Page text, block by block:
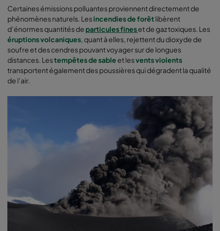
Certaines émissions polluantes proviennent directement de
phénomènes naturels. Lesincendies de forêtlibèrent
d’énormes quantités de particules fineset de gaz toxiques. Les
éruptions volcaniques , quant à elles, rejettent du dioxyde de
soufre et des cendres pouvant voyager sur de longues
distances. Lestempêtes de sable et lesvents violents
transportent également des poussières qui dégradent la qualité
de l’air.